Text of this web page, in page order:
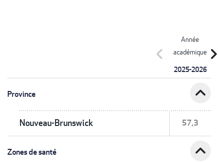
Année
académique
2025-2026
chevron_left
Province expand_less
Nouveau-Brunswick 57,3
Zones de santé expand_less